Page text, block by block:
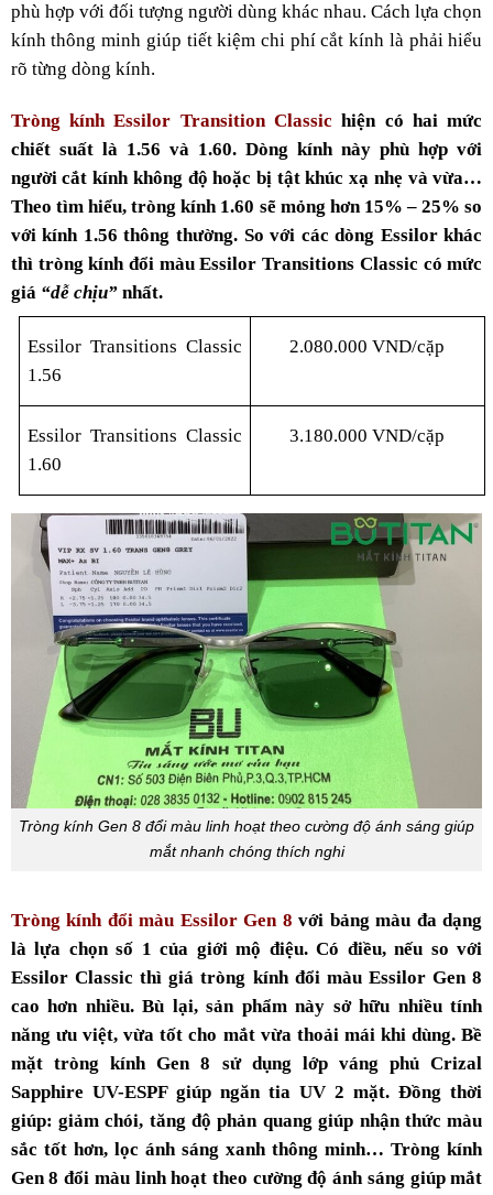
phù hợp với đối tượng người dùng khác nhau. Cách lựa chọn
kính thông minh giúp tiết kiệm chi phí cắt kính là phải hiểu
rõ từng dòng kính.
Tròng kính Essilor Transition Classic hiện có hai mức
chiết suất là 1.56 và 1.60. Dòng kính này phù hợp với
người cắt kính không độ hoặc bị tật khúc xạ nhẹ và vừa…
Theo tìm hiểu, tròng kính 1.60 sẽ mỏng hơn 15% – 25% so
với kính 1.56 thông thường. So với các dòng Essilor khác
thì tròng kính đổi màu Essilor Transitions Classic có mức
giá “dễ chịu”nhất.
Essilor Transitions Classic
1.56
2.080.000 VND/cặp
Essilor Transitions Classic
1.60
3.180.000 VND/cặp
Tròng kính Gen 8 đổi màu linh hoạt theo cường độ ánh sáng giúp
mắt nhanh chóng thích nghi
Tròng kính đổi màu Essilor Gen 8 với bảng màu đa dạng
là lựa chọn số 1 của giới mộ điệu. Có điều, nếu so với
Essilor Classic thìgiá tròng kính đổi màu Essilor Gen 8
cao hơn nhiều. Bù lại, sản phẩm này sở hữu nhiều tính
năng ưu việt, vừa tốt cho mắt vừa thoải mái khi dùng. Bề
mặt tròng kính Gen 8 sử dụng lớp váng phủ Crizal
Sapphire UV-ESPF giúp ngăn tia UV 2 mặt. Đồng thời
giúp: giảm chói, tăng độ phản quang giúp nhận thức màu
sắc tốt hơn, lọc ánh sáng xanh thông minh… Tròng kính
Gen 8 đổi màu linh hoạt theo cường độ ánh sáng giúp mắt